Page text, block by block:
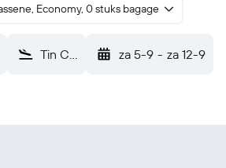
Economy, 0 stuks bagage
Tin City (TNC) za 5-9 - za 12-9